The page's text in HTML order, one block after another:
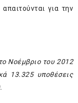
για την
Νοέμβριο του 2012
13.325 υποθέσεις